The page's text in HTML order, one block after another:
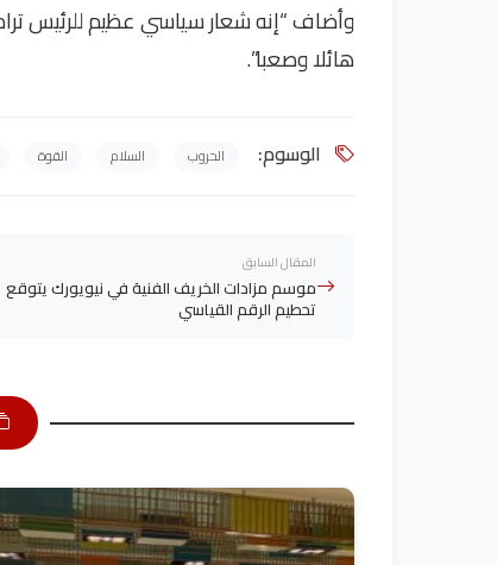
وأضاف “إنه شعار سياسي عظيم للرئيس
هائلا وصعبا”.
الوسوم: الحروب السلام القوة
المقال السابق
موسم مزادات الخريف الفنية في نيويورك يتوقع
تحطيم الرقم القياسي